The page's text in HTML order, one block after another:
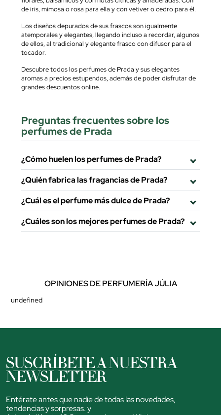
de iris, mimosa o rosa para ella y con vetiver o cedro para él.
Los diseños depurados de sus frascos son igualmente
atemporales y elegantes, llegando incluso a recordar, algunos
de ellos, al tradicional y elegante frasco con difusor para el
tocador.
Descubre todos los perfumes de Prada y sus elegantes
aromas a precios estupendos, además de poder disfrutar de
grandes descuentos online.
Preguntas frecuentes sobre los
perfumes de Prada
¿Cómo huelen los perfumes de Prada?
¿Quién fabrica las fragancias de Prada?
¿Cuál es el perfume más dulce de Prada?
¿Cuáles son los mejores perfumes de Prada?
OPINIONES DE PERFUMERÍA JÚLIA
undefined
SUSCRÍBETE A NUESTRA
NEWSLETTER
Entérate antes que nadie de todas las novedades,
tendencias y sorpresas. y